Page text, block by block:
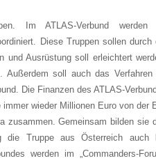
Im ATLAS-Verbund werden
Diese Truppen sollen durch
und Ausrüstung soll erleichtert
Außerdem soll auch das Verfahren
Die Finanzen des ATLAS-
wieder Millionen Euro von der
zusammen. Gemeinsam bilden sie
die Truppe aus Österreich auch
werden im „Commanders-